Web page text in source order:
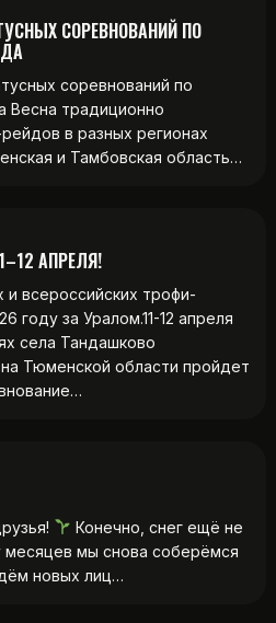
СОРЕВНОВАНИЙ ПО
соревнований по
Весна традиционно
в разных регионах
и Тамбовская область…
АПРЕЛЯ!
всероссийских трофи-
году за Уралом.11-12 апреля
села Тандашково
Тюменской области пройдет
Конечно, снег ещё не
месяцев мы снова соберёмся
новых лиц…